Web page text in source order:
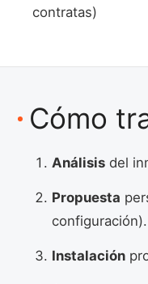
contratas)
Cómo
Análisis del
Propuesta
configuración).
Instalación